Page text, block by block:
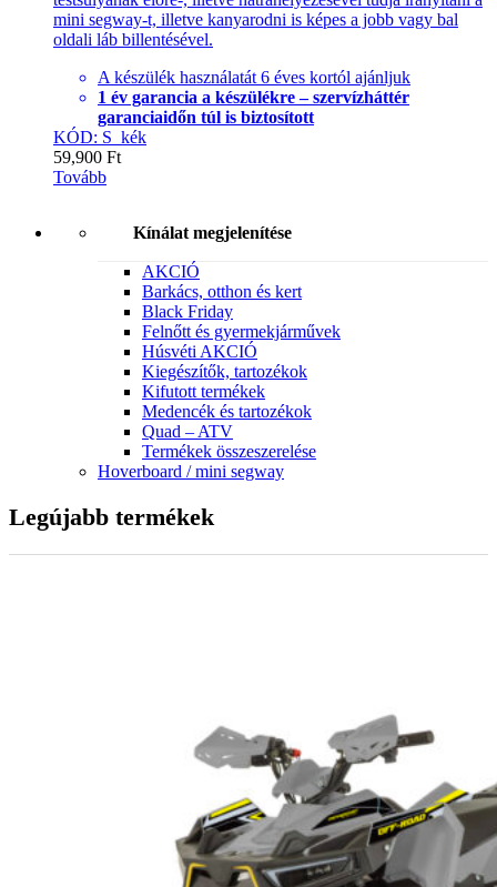
mini segway-t, illetve kanyarodni is képes a jobb vagy bal
oldali láb billentésével.
A készülék használatát 6 éves kortól ajánljuk
1 év garancia a készülékre – szervízháttér
garanciaidőn túl is biztosított
KÓD: S_kék
59,900 Ft
Tovább
Kínálat megjelenítése
AKCIÓ
Barkács, otthon és kert
Black Friday
Felnőtt és gyermekjárművek
Húsvéti AKCIÓ
Kiegészítők, tartozékok
Kifutott termékek
Medencék és tartozékok
Quad – ATV
Termékek összeszerelése
Hoverboard / mini segway
Legújabb termékek